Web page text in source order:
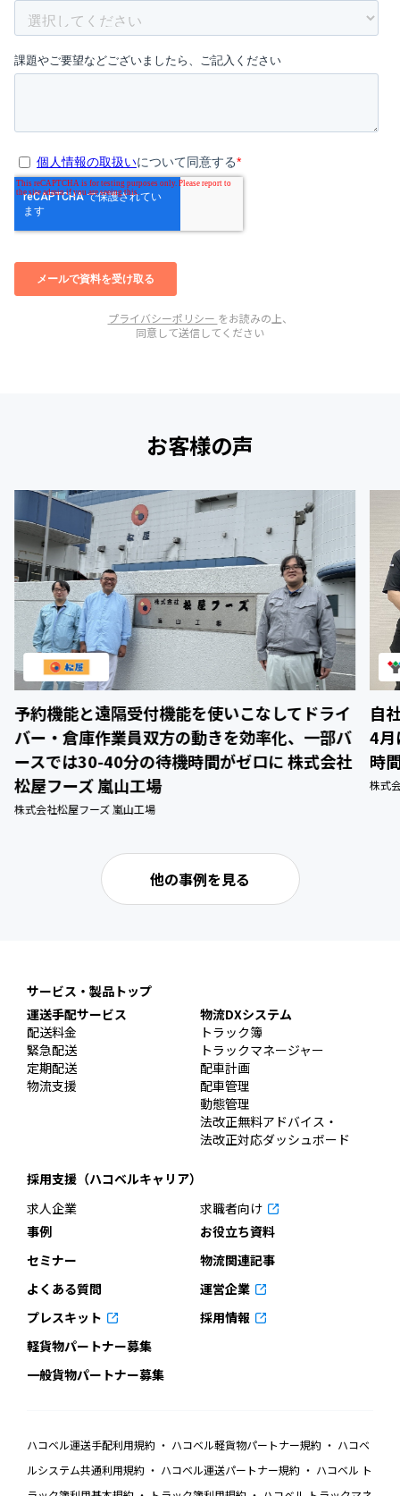
プライバシーポリシー をお読みの上、
同意して送信してください
お客様の声
予約機能と遠隔受付機能を使いこなしてドライ
バー・倉庫作業員双方の動きを効率化、一部バ
ースでは30-40分の待機時間がゼロに 株式会社
松屋フーズ 嵐山工場
株式会社松屋フーズ 嵐山工場
自
4月
時
株式
他の事例を見る
サービス・製品トップ
運送手配サービス
配送料金
緊急配送
定期配送
物流支援
物流DXシステム
トラック簿
トラックマネージャー
配車計画
配車管理
動態管理
法改正無料アドバイス・
法改正対応ダッシュボード
採用支援（ハコベルキャリア）
求人企業
求職者向け
事例
お役立ち資料
セミナー
物流関連記事
よくある質問
運営企業
プレスキット
採用情報
軽貨物パートナー募集
一般貨物パートナー募集
ハコベル運送手配利用規約 ハコベル軽貨物パートナー規約
ハコベ
ルシステム共通利用規約
ハコベル運送パートナー規約
ハコベル ト